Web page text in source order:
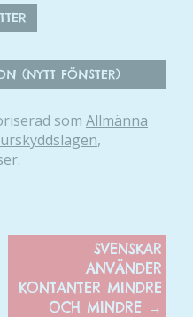
(NYTT FÖNSTER)
som Allmänna
,
.
SVENSKAR
ANVÄNDER
KONTANTER MINDRE
OCH MINDRE →